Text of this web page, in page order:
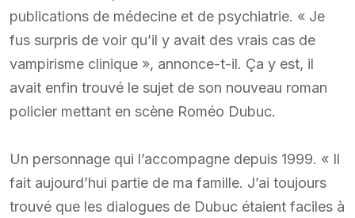
publications de médecine et de psychiatrie. « Je
fus surpris de voir qu’il y avait des vrais cas de
vampirisme clinique », annonce-t-il. Ça y est, il
avait enfin trouvé le sujet de son nouveau roman
policier mettant en scène Roméo Dubuc.
Un personnage qui l’accompagne depuis 1999. « Il
fait aujourd’hui partie de ma famille. J’ai toujours
trouvé que les dialogues de Dubuc étaient faciles à